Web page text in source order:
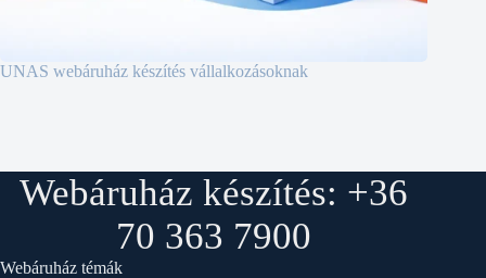
UNAS webáruház készítés vállalkozásoknak
Webáruház készítés: +36
70 363 7900
Webáruház témák